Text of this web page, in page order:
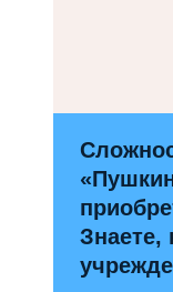
Знаете,